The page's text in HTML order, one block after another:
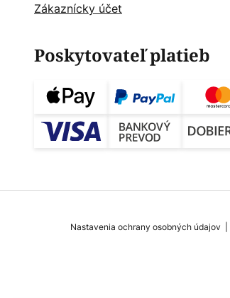
Zákaznícky účet
Poskytovateľ platieb
Nastavenia ochrany osobných údajov